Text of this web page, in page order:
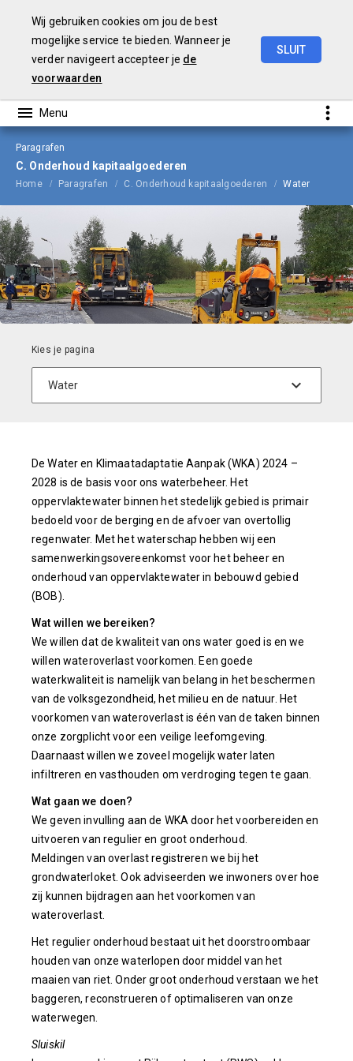
Wij gebruiken cookies om jou de best
mogelijke service te bieden. Wanneer je
verder navigeert accepteer je de
voorwaarden
SLUIT
Paragrafen
C. Onderhoud kapitaalgoederen
Home Paragrafen C. Onderhoud kapitaalgoederen Water
De Water en Klimaatadaptatie Aanpak (WKA) 2024 –
2028 is de basis voor ons waterbeheer. Het
oppervlaktewater binnen het stedelijk gebied is primair
bedoeld voor de berging en de afvoer van overtollig
regenwater. Met het waterschap hebben wij een
samenwerkingsovereenkomst voor het beheer en
onderhoud van oppervlaktewater in bebouwd gebied
(BOB).
Wat willen we bereiken?
We willen dat de kwaliteit van ons water goed is en we
willen wateroverlast voorkomen. Een goede
waterkwaliteit is namelijk van belang in het beschermen
van de volksgezondheid, het milieu en de natuur. Het
voorkomen van wateroverlast is één van de taken binnen
onze zorgplicht voor een veilige leefomgeving.
Daarnaast willen we zoveel mogelijk water laten
infiltreren en vasthouden om verdroging tegen te gaan.
Wat gaan we doen?
We geven invulling aan de WKA door het voorbereiden en
uitvoeren van regulier en groot onderhoud.
Meldingen van overlast registreren we bij het
grondwaterloket. Ook adviseerden we inwoners over hoe
zij kunnen bijdragen aan het voorkomen van
wateroverlast.
Het regulier onderhoud bestaat uit het doorstroombaar
houden van onze waterlopen door middel van het
maaien van riet. Onder groot onderhoud verstaan we het
baggeren, reconstrueren of optimaliseren van onze
waterwegen.
Sluiskil